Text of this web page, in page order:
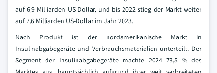
auf 6,9 Milliarden US-Dollar, und bis 2022 stieg der Markt weiter
auf 7,6 Milliarden US-Dollar im Jahr 2023.
Nach Produkt ist der nordamerikanische Markt in
Insulinabgabegeräte und Verbrauchsmaterialien unterteilt. Der
Segment der Insulinabgabegeräte machte 2024 73,5 % des